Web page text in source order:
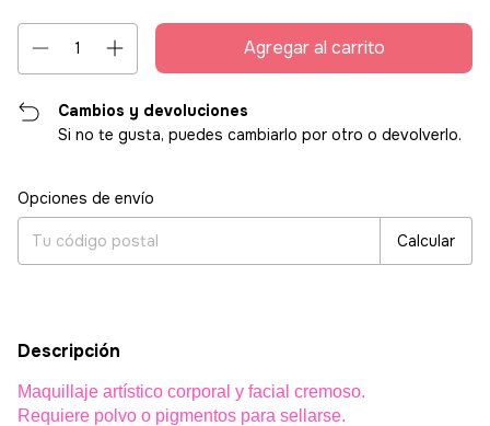
Cambios y devoluciones
Si no te gusta, puedes cambiarlo por otro o devolverlo.
Entregas para el CP:
Opciones de envío
Calcular
Descripción
Maquillaje artístico corporal y facial cremoso.
Requiere polvo o pigmentos para sellarse.